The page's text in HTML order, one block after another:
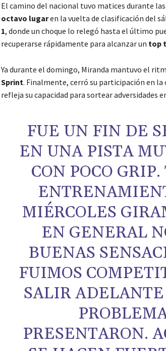
El camino del nacional tuvo matices durante
octavo lugaren la vuelta de clasificación del
1, donde un choque lo relegó hasta el último
recuperarse rápidamente para alcanzar un top
Ya durante el domingo, Miranda mantuvo el
Sprint. Finalmente, cerró su participación en
refleja su capacidad para sortear adversidades
FUE UN FIN DE
EN UNA PISTA
CON POCO
MIÉRCOLES
EN GENERAL
BUENAS
FUIMOS
SALIR
PRESENTARON.